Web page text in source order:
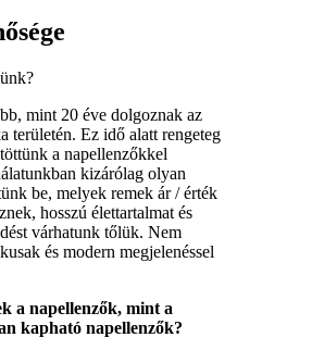
mint 20 éve dolgoznak az
területén. Ez idő alatt rengeteg
a napellenzőkkel
kizárólag olyan
be, melyek remek ár / érték
hosszú élettartalmat és
várhatunk tőlük. Nem
és modern megjelenéssel
a napellenzők, mint a
kapható napellenzők?